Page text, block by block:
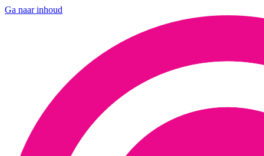
Ga naar inhoud